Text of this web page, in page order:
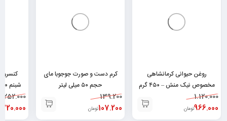
روغن حیوانی کرمانشاهی
مخصوص نیک منش – ۴۵۰ گرم
۶۲۶۰۴۹۶۴۳۰۰۴۸1.120.000
966.000تومان
کرم دست و صورت جوجوبا مای
حجم ۵۰ میلی لیتر
۶۲۶۰۴۸۲۵۲۰۰۲۹139.200
107.200تومان
کنسرو
شبنم ۱۸۰گرم ۶۲۶۲۶۶۳۲۰۰۹۲۸
252.000
220.000